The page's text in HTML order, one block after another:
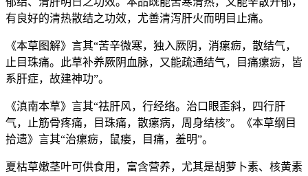
有良好的清热散结之功效，尤善清泻肝火而明目止痛。
《本草图解》言其“苦辛微寒，独入厥阴，消瘰疬，散结气，
止目珠痛。此草补养厥阴血脉，又能疏通结气，目痛瘰疬，皆
系肝症，故建神功”。
《滇南本草》言其“祛肝风，行经络。治口眼歪斜，四行肝
气，止筋骨疼痛，目珠痛，散瘰病，周身结核”。《本草纲目
拾遗》言其“治瘰疬，鼠瘘，目痛，羞明”。
夏枯草嫩茎叶可供食用，富含营养，尤其是胡萝卜素、核黄素